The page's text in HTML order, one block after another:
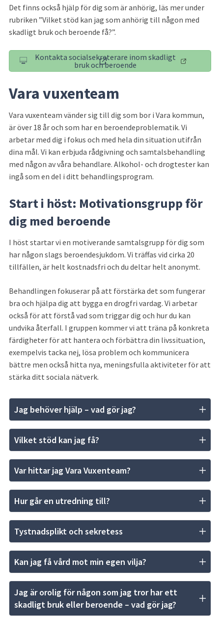
Det finns också hjälp för dig som är anhörig, läs mer under
rubriken ”Vilket stöd kan jag som anhörig till någon med
skadligt bruk och beroende få?”.
Kontakta socialsekreterare inom skadligt
bruk och beroende
(länk till annan webbplats)
Vara vuxenteam
Vara vuxenteam vänder sig till dig som bor i Vara kommun,
är över 18 år och som har en beroendeproblematik. Vi
arbetar med dig i fokus och med hela din situation utifrån
dina mål. Vi kan erbjuda rådgivning och samtalsbehandling
med någon av våra behandlare. Alkohol- och drogtester kan
ingå som en del i ditt behandlingsprogram.
Start i höst: Motivationsgrupp för
dig med beroende
I höst startar vi en motiverande samtalsgrupp för dig som
har någon slags beroendesjukdom. Vi träffas vid cirka 20
tillfällen, är helt kostnadsfri och du deltar helt anonymt.
Behandlingen fokuserar på att förstärka det som fungerar
bra och hjälpa dig att bygga en drogfri vardag. Vi arbetar
också för att förstå vad som triggar dig och hur du kan
undvika återfall. I gruppen kommer vi att träna på konkreta
färdigheter för att hantera och förbättra din livssituation,
exempelvis tacka nej, lösa problem och kommunicera
bättre men också hitta nya, meningsfulla aktiviteter för att
stärka ditt sociala nätverk.
Jag behöver hjälp – vad gör jag?
Vilket stöd kan jag få?
Var hittar jag Vara Vuxenteam?
Hur går en utredning till?
Tystnadsplikt och sekretess
Kan jag få vård mot min egen vilja?
Jag är orolig för någon som jag tror har ett
skadligt bruk eller beroende – vad gör jag?